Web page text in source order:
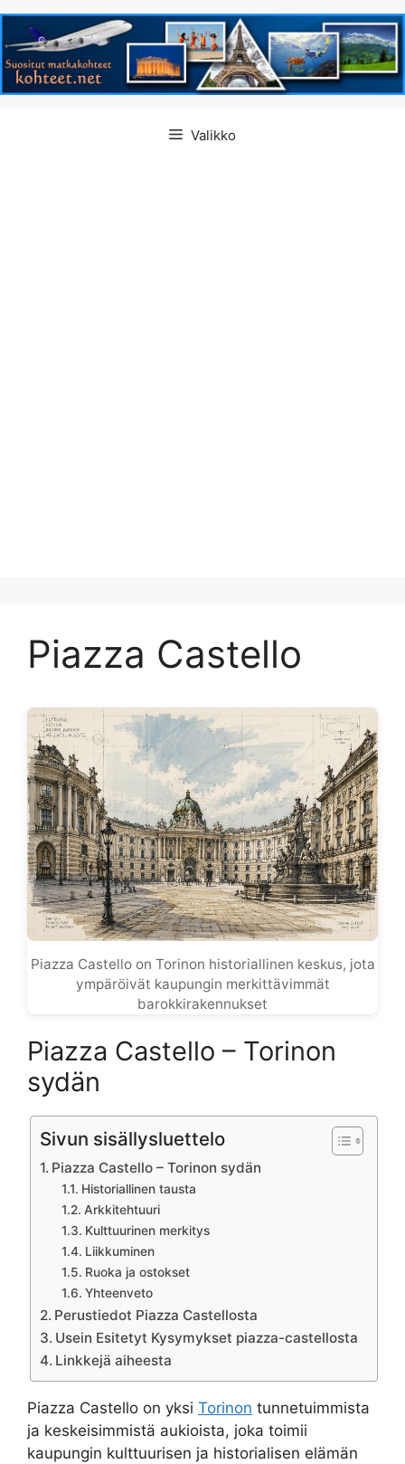
Valikko
Piazza Castello
Piazza Castello on Torinon historiallinen keskus, jota
ympäröivät kaupungin merkittävimmät
barokkirakennukset
Piazza Castello – Torinon
sydän
Sivun sisällysluettelo
Piazza Castello – Torinon sydän
Historiallinen tausta
Arkkitehtuuri
Kulttuurinen merkitys
Liikkuminen
Ruoka ja ostokset
Yhteenveto
Perustiedot Piazza Castellosta
Usein Esitetyt Kysymykset piazza-castellosta
Linkkejä aiheesta
Piazza Castello on yksi Torinon tunnetuimmista
ja keskeisimmistä aukioista, joka toimii
kaupungin kulttuurisen ja historialisen elämän